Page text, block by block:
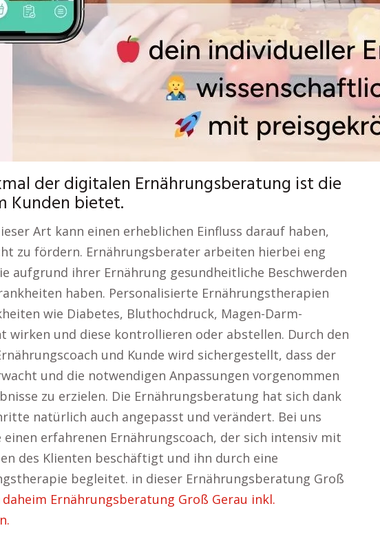
der digitalen Ernährungsberatung ist die
Kunden bietet.
Art kann einen erheblichen Einfluss darauf haben,
zu fördern. Ernährungsberater arbeiten hierbei eng
aufgrund ihrer Ernährung gesundheitliche Beschwerden
haben. Personalisierte Ernährungstherapien
wie Diabetes, Bluthochdruck, Magen-Darm-
wirken und diese kontrollieren oder abstellen. Durch den
und Kunde wird sichergestellt, dass der
und die notwendigen Anpassungen vorgenommen
zu erzielen. Die Ernährungsberatung hat sich dank
natürlich auch angepasst und verändert. Bei uns
erfahrenen Ernährungscoach, der sich intensiv mit
des Klienten beschäftigt und ihn durch eine
begleitet. in dieser Ernährungsberatung Groß
daheim Ernährungsberatung Groß Gerau inkl.